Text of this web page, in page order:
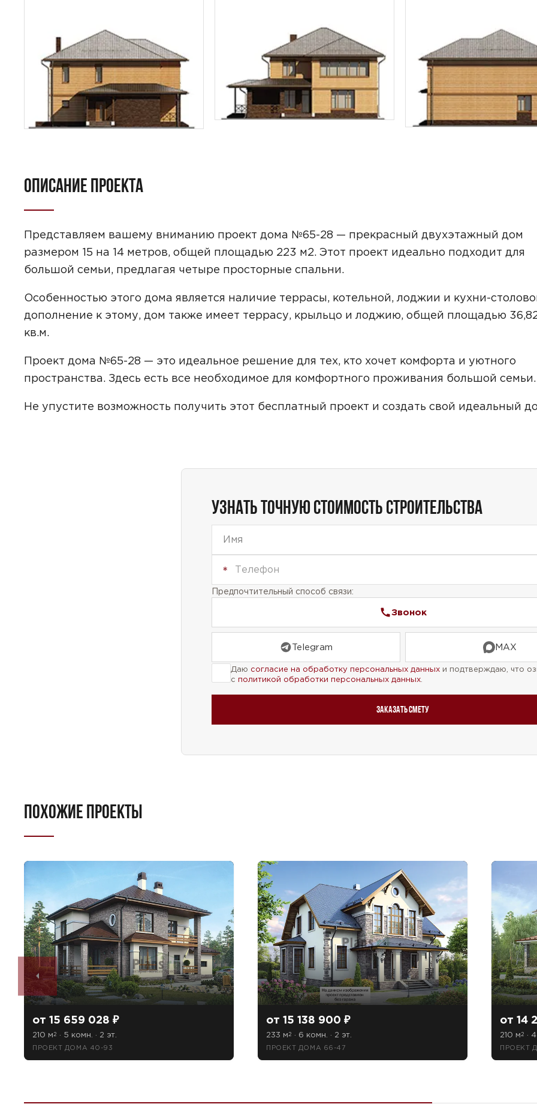
ОПИСАНИЕ ПРОЕКТА
Представляем вашему вниманию проект дома №65-28 — прекрасный двухэтажный дом
размером 15 на 14 метров, общей площадью 223 м2. Этот проект идеально подходит для
большой семьи, предлагая четыре просторные спальни.
Особенностью этого дома является наличие террасы, котельной, лоджии и кухни-
дополнение к этому, дом также имеет террасу, крыльцо и лоджию, общей площадью
кв.м.
Проект дома №65-28 — это идеальное решение для тех, кто хочет комфорта и уютного
пространства. Здесь есть все необходимое для комфортного проживания большой семьи.
Не упустите возможность получить этот бесплатный проект и создать свой идеальный
УЗНАТЬ ТОЧНУЮ СТОИМОСТЬ СТРОИТЕЛЬСТВА
Предпочтительный способ связи:
Звонок
Telegram MAX
Даю согласие на обработку персональных данных и подтверждаю, что
с политикой обработки персональных данных
Заказать смету
ПОХОЖИЕ ПРОЕКТЫ
от 15 659 028 ₽
210 м 2 · 5 комн. · 2 эт.
ПРОЕКТ ДОМА 40-93
от 15 138 900 ₽
233 м 2 · 6 комн. · 2 эт.
ПРОЕКТ ДОМА 66-47
от 14
210 м 2 ·
ПРОЕКТ
Звонок
Даюсогласие на обработку персональных данныхи подтверждаю, что
политикой обработки персональных данных
Рассчитать стоимость